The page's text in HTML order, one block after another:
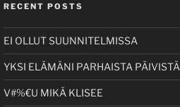
RECENT POSTS
EI OLLUT SUUNNITELMISSA
YKSI ELÄMÄNI PARHAISTA PÄIVISTÄ
V#%€U MIKÄ KLISEE